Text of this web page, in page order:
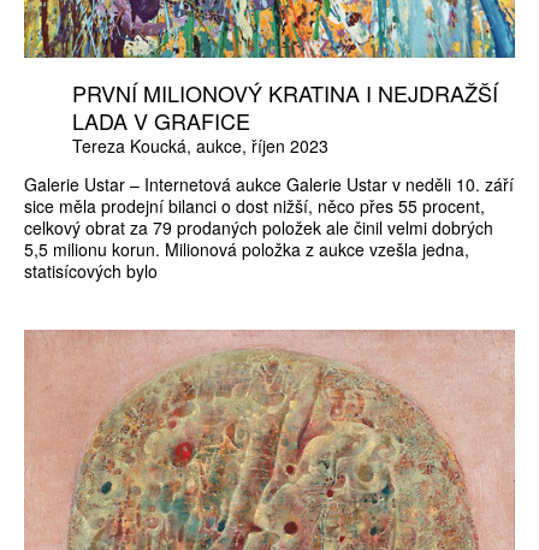
PRVNÍ MILIONOVÝ KRATINA I NEJDRAŽŠÍ
LADA V GRAFICE
Tereza Koucká aukce říjen 2023
Galerie Ustar – Internetová aukce Galerie Ustar v neděli 10. září
sice měla prodejní bilanci o dost nižší, něco přes 55 procent,
celkový obrat za 79 prodaných položek ale činil velmi dobrých
5,5 milionu korun. Milionová položka z aukce vzešla jedna,
statisícových bylo